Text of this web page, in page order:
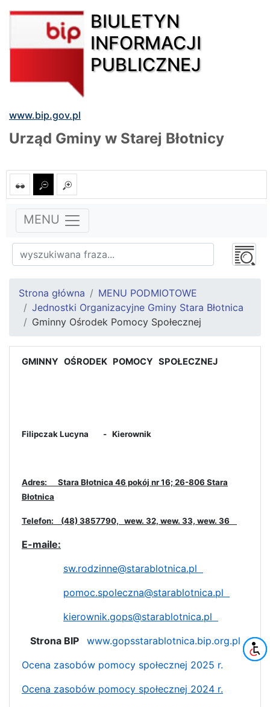
BIULETYN
INFORMACJI
PUBLICZNEJ
www.bip.gov.pl
Urząd Gminy w Starej Błotnicy
MENU
Strona główna
MENU PODMIOTOWE
Jednostki Organizacyjne Gminy Stara Błotnica
Gminny Ośrodek Pomocy Społecznej
GMINNY OŚRODEK POMOCY SPOŁECZNEJ
Filipczak Lucyna - Kierownik
Adres: Stara Błotnica 46 pokój nr 16; 26-806 Stara
Błotnica
Telefon: (48) 3857790, wew. 32, wew. 33, wew. 36
E-maile:
sw.rodzinne@starablotnica.pl
pomoc.spoleczna@starablotnica.pl
kierownik.gops@starablotnica.pl
Strona BIP
www.gopsstarablotnica.bip.org.pl
Ocena zasobów pomocy społecznej 2025 r.
Ocena zasobów pomocy społecznej 2024 r.